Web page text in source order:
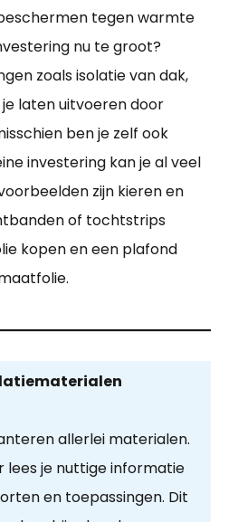
tegen warmte
nu te groot?
zoals isolatie van dak,
laten uitvoeren door
ben je zelf ook
investering kan je al veel
zijn kieren en
of tochtstrips
kopen en een plafond
allerlei materialen.
lees je nuttige informatie
en toepassingen. Dit